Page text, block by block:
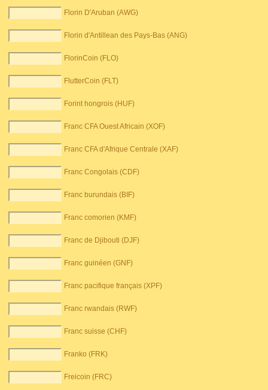
Florin D'Aruban (AWG)
Florin d'Antillean des Pays-Bas (ANG)
FlorinCoin (FLO)
FlutterCoin (FLT)
Forint hongrois (HUF)
Franc CFA Ouest Africain (XOF)
Franc CFA d'Afrique Centrale (XAF)
Franc Congolais (CDF)
Franc burundais (BIF)
Franc comorien (KMF)
Franc de Djibouti (DJF)
Franc guinéen (GNF)
Franc pacifique français (XPF)
Franc rwandais (RWF)
Franc suisse (CHF)
Franko (FRK)
Freicoin (FRC)